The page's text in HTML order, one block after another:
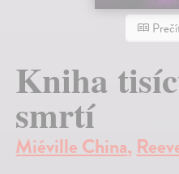
Kniha
smrtí
Miéville China,